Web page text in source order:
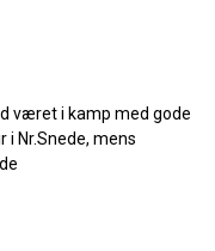
været i kamp med gode
i Nr.Snede, mens